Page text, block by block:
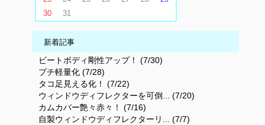
30
31
新着記事
ビートボディ剛性アップ！ (7/30)
プチ軽量化 (7/28)
タコ足見える化！ (7/22)
ウィンドウディフレクターを可倒... (7/20)
カムカバー艶々赤々！ (7/16)
自製ウィンドウディフレクターリ... (7/7)